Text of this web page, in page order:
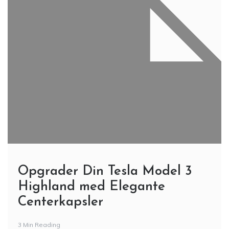
Opgrader Din Tesla Model 3
Highland med Elegante
Centerkapsler
3 Min Reading